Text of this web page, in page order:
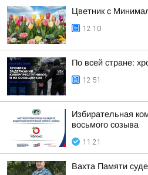
Цветник с
12:10
По всей стране:
12:51
Избирательная
восьмого созыва
11:21
Вахта Памяти